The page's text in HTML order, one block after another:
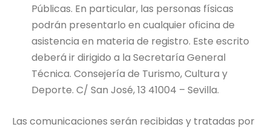
Públicas. En particular, las personas físicas
podrán presentarlo en cualquier oficina de
asistencia en materia de registro. Este escrito
deberá ir dirigido a la Secretaría General
Técnica. Consejería de Turismo, Cultura y
Deporte. C/ San José, 13 41004 – Sevilla.
Las comunicaciones serán recibidas y tratadas por